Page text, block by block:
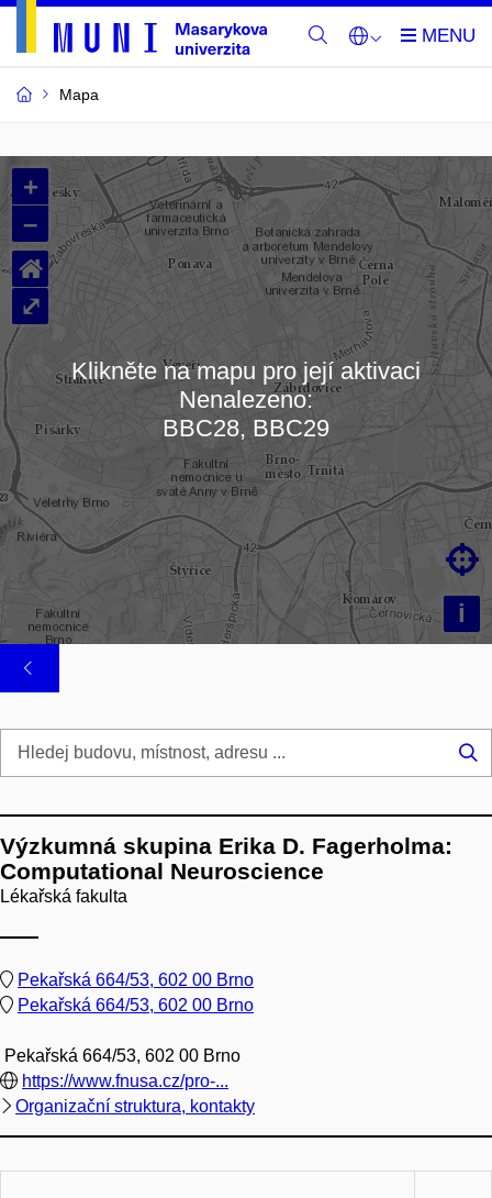
Mapa
Budovy
a
místnosti
MU
Načítám mapu…
+
–
i

⌂
⤢
Klikněte na mapu pro její aktivaci
Nenalezeno:
BBC28, BBC29
Výzkumná skupina Erika D. Fagerholma:
Computational Neuroscience
Lékařská fakulta
Pekařská 664/53, 602 00 Brno
Pekařská 664/53, 602 00 Brno
Pekařská 664/53, 602 00 Brno
https://www.fnusa.cz/pro-...
Organizační struktura, kontakty